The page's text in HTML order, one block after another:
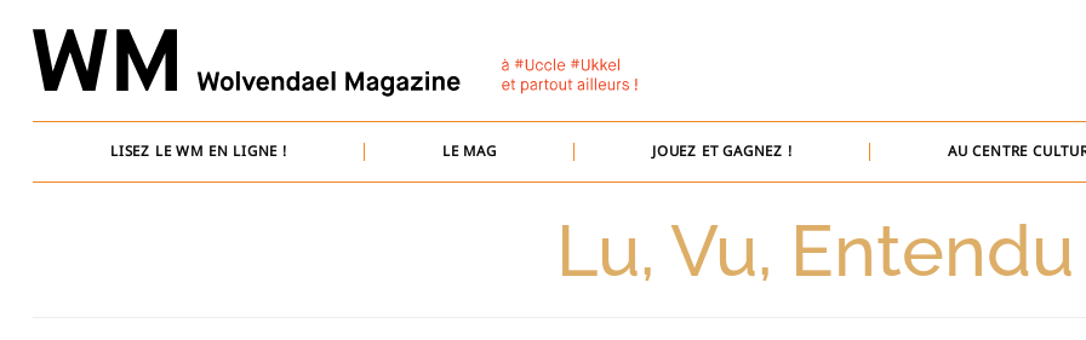
content
LISEZ LE WM EN LIGNE ! LE MAG JOUEZ ET GAGNEZ ! AU CENTRE
Lu, Vu, Entendu